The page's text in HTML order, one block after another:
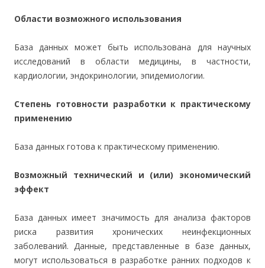
Области возможного использования
База данных может быть использована для научных
исследований в области медицины, в частности,
кардиологии, эндокринологии, эпидемиологии.
Степень готовности разработки к практическому
применению
База данных готова к практическому применению.
Возможный технический и (или) экономический
эффект
База данных имеет значимость для анализа факторов
риска развития хронических неинфекционных
заболеваний. Данные, представленные в базе данных,
могут использоваться в разработке ранних подходов к